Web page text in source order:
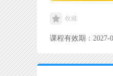
收藏
课程有效期：2027-